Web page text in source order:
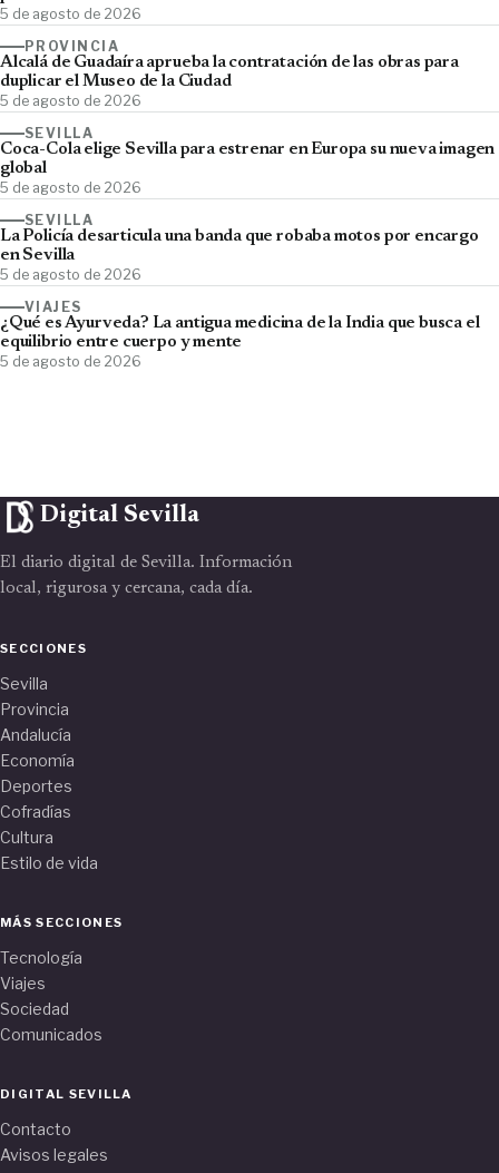
5 de agosto de 2026
PROVINCIA
Alcalá de Guadaíra aprueba la contratación de las obras para
duplicar el Museo de la Ciudad
5 de agosto de 2026
SEVILLA
Coca-Cola elige Sevilla para estrenar en Europa su nueva imagen
global
5 de agosto de 2026
SEVILLA
La Policía desarticula una banda que robaba motos por encargo
en Sevilla
5 de agosto de 2026
VIAJES
¿Qué es Ayurveda? La antigua medicina de la India que busca el
equilibrio entre cuerpo y mente
5 de agosto de 2026
Digital Sevilla
El diario digital de Sevilla. Información
local, rigurosa y cercana, cada día.
SECCIONES
Sevilla
Provincia
Andalucía
Economía
Deportes
Cofradías
Cultura
Estilo de vida
MÁS SECCIONES
Tecnología
Viajes
Sociedad
Comunicados
DIGITAL SEVILLA
Contacto
Avisos legales